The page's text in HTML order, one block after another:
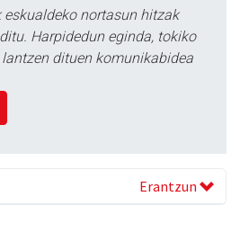
eskualdeko nortasun hitzak
Harpidedun eginda, tokiko
dituen komunikabidea
Erantzun